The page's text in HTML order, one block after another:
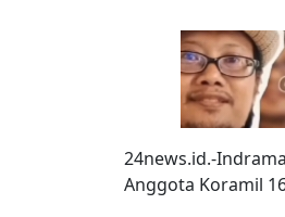
24news.id.-
Anggota Koramil